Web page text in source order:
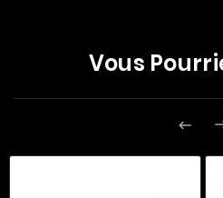
Vous
